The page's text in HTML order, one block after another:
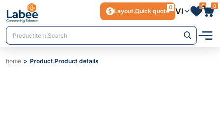
Layout.Quick quote
0 VI
0 0
home Product.Product details